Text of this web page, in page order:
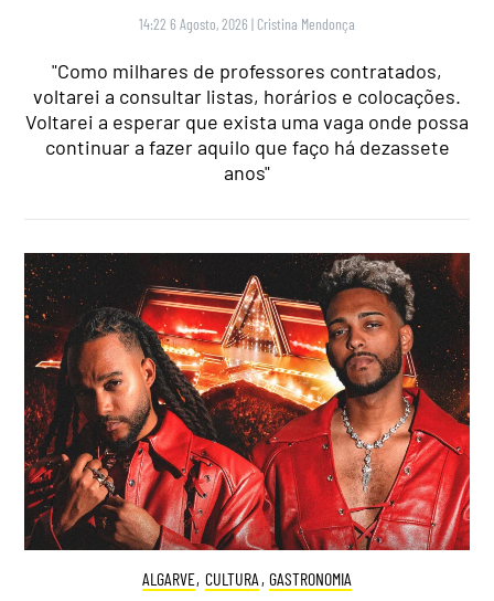
14:22 6 Agosto, 2026 | Cristina Mendonça
"Como milhares de professores contratados,
voltarei a consultar listas, horários e colocações.
Voltarei a esperar que exista uma vaga onde possa
continuar a fazer aquilo que faço há dezassete
anos"
ALGARVE, CULTURA , GASTRONOMIA